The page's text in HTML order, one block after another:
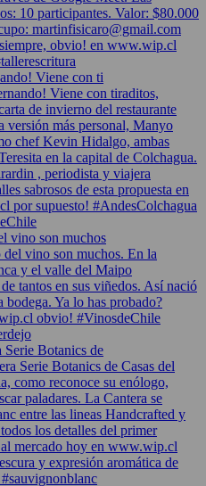
Viene con ti
vino son muchos
Serie Botanics de